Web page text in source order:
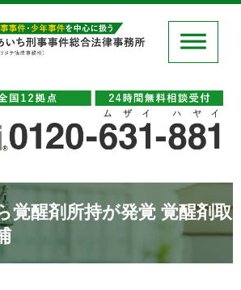
覚醒剤所持が発覚 覚醒剤取